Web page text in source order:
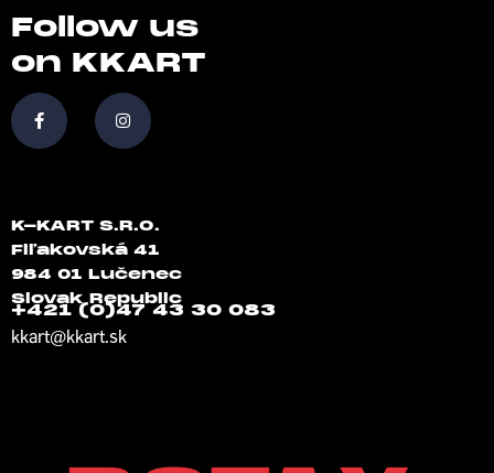
Follow us
on KKART
K-KART S.R.O.
Fiľakovská 41
984 01 Lučenec
Slovak Republic
+421 (0)47 43 30 083
kkart@kkart.sk